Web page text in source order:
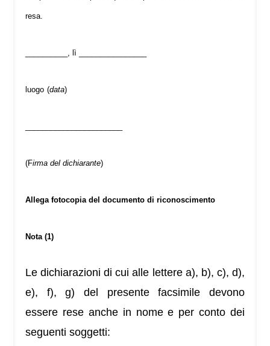
resa.
__________, lì ________________
luogo (data)
(Firma del dichiarante)
Allega fotocopia del documento di riconoscimento
Nota (1)
Le dichiarazioni di cui alle lettere a), b), c), d),
e), f), g) del presente facsimile devono
essere rese anche in nome e per conto dei
seguenti soggetti: